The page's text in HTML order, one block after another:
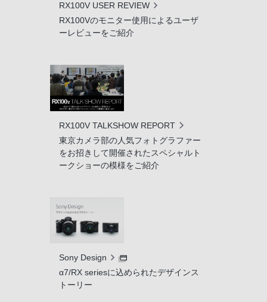
RX100V USER REVIEW
RX100Vのモニター使用によるユーザ
ーレビューをご紹介
RX100V TALKSHOW REPORT
東京カメラ部の人気フォトグラファー
をお招きして開催されたスペシャルト
ークショーの模様をご紹介
Sony Design
α7/RX seriesに込められたデザインス
トーリー